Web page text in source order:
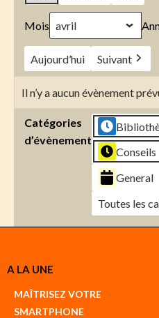
Mois
Aujourd’hui Suivant
Il n’y a aucun évènement
Catégories
d’évènement
Conseils
General
Toutes les
Créer
compte
A LA UNE
MAÎTRISEZ VOTRE
SMARTPHONE